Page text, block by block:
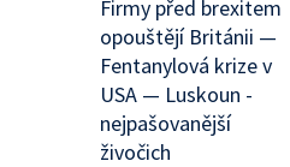
Firmy před brexitem
opouštějí Británii —
Fentanylová krize v
USA — Luskoun -
nejpašovanější
živočich